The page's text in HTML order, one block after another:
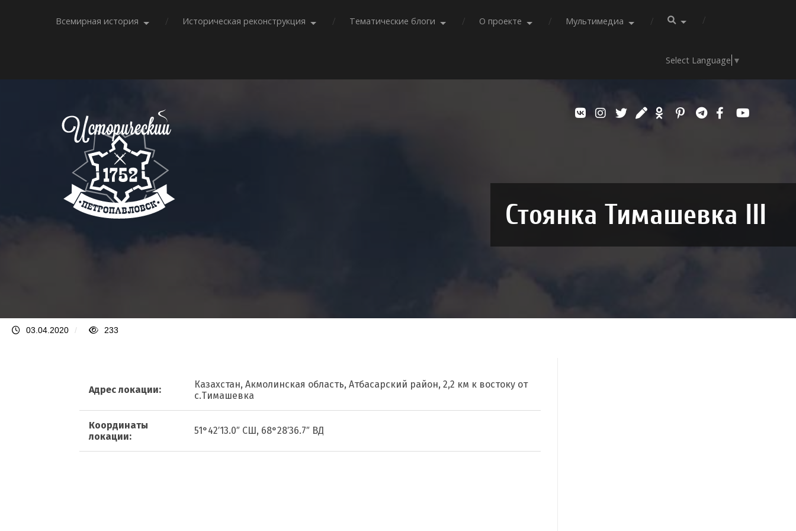
Всемирная история Историческая реконструкция Тематические блоги О проекте Мультимедиа
Select Language ▼
Стоянка Тимашевка III
03.04.2020 / 233
Адрес локации:
Казахстан, Акмолинская область, Атбасарский район, 2,2 км к востоку от
с.Тимашевка
Координаты
локации:
51°42′13.0″ СШ, 68°28′36.7″ ВД